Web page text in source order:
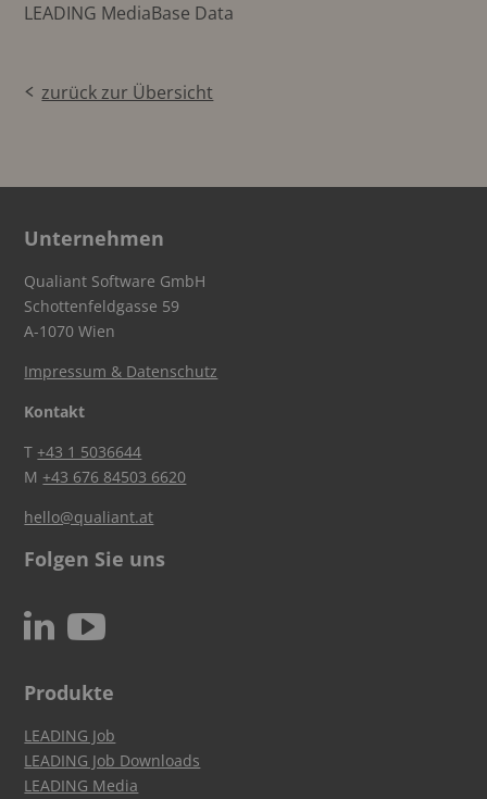
LEADING MediaBase Data
zurück zur Übersicht
Unternehmen
Qualiant Software GmbH
Schottenfeldgasse 59
A-1070 Wien
Impressum & Datenschutz
Kontakt
T+43 1 5036644
M+43 676 84503 6620
hello@qualiant.at
Folgen Sie uns
N c
Produkte
LEADING Job
LEADING Job Downloads
LEADING Media